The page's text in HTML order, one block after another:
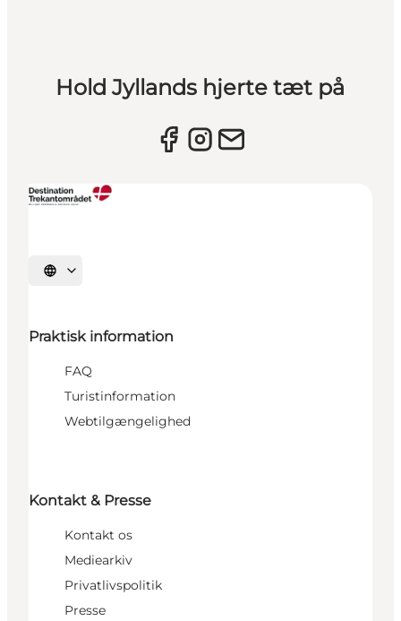
Hold Jyllands hjerte tæt på
Vælg sprog
Praktisk information
FAQ
Turistinformation
Webtilgængelighed
Kontakt & Presse
Kontakt os
Mediearkiv
Privatlivspolitik
Presse